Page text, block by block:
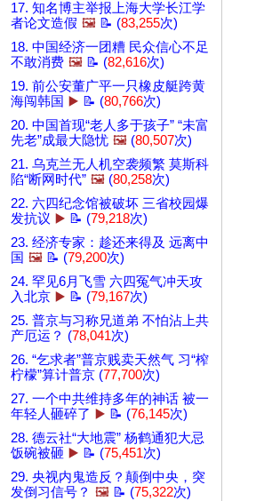
17. 知名博主举报上海大学长江学
者论文造假 🖼️ 📝 (83,255次)
18. 中国经济一团糟 民众信心不足
不敢消费 🖼️ 📝 (82,616次)
19. 前公安董广平一只橡皮艇跨黄
海闯韩国 ▶️ 📝 (80,766次)
20. 中国首现“老人多于孩子” “未富
先老”成最大隐忧 🖼️ (80,507次)
21. 乌克兰无人机空袭频繁 莫斯科
陷“断网时代” 🖼️ (80,258次)
22. 六四纪念馆被破坏 三省校园爆
发抗议 ▶️ 📝 (79,218次)
23. 经济专家：趁还来得及 远离中
国 🖼️ 📝 (79,200次)
24. 罕见6月飞雪 六四冤气冲天攻
入北京 ▶️ 📝 (79,167次)
25. 普京与习称兄道弟 不怕沾上共
产厄运？ (78,041次)
26. “乞求者”普京贱卖天然气 习“榨
柠檬”算计普京 (77,700次)
27. 一个中共维持多年的神话 被一
年轻人砸碎了 ▶️ 📝 (76,145次)
28. 德云社“大地震” 杨鹤通犯大忌
饭碗被砸 ▶️ 📝 (75,451次)
29. 央视内鬼造反？颠倒中央，突
发倒习信号？ 🖼️ 📝 (75,322次)